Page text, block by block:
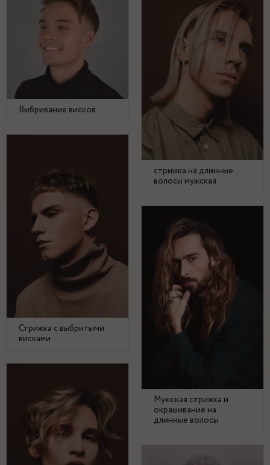
Выбривание висков
стрижка на длинные
волосы мужская
Стрижка с выбритыми
висками
Мужская стрижка и
окрашивание на
длинные волосы